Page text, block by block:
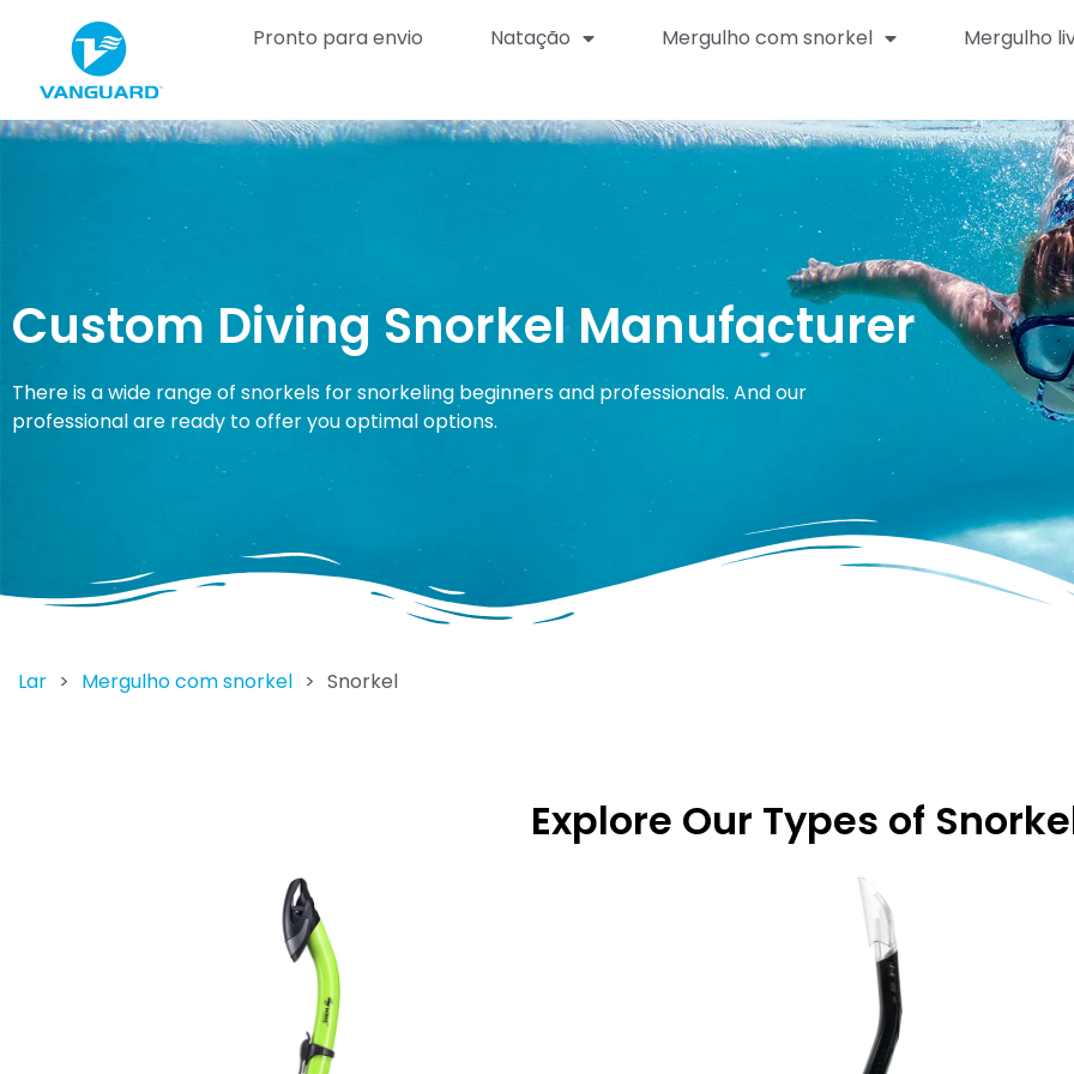
Pronto para envio Natação Mergulho com snorkel Mergulho
Custom Diving Snorkel Manufacturer
There is a wide range of snorkels for snorkeling beginners and professionals. And our
professional are ready to offer you optimal options.
Lar > Mergulho com snorkel > Snorkel
Explore Our Types of